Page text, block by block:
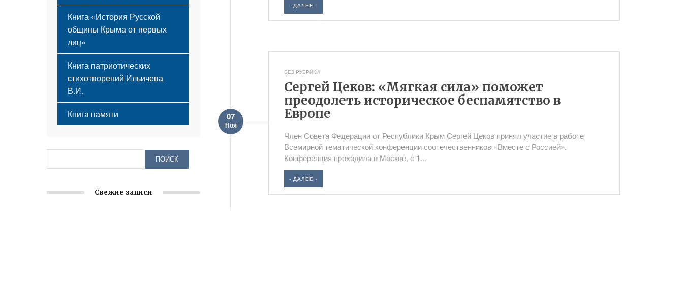
- ДАЛЕЕ -
БЕЗ РУБРИКИ
Сергей Цеков: «Мягкая сила» поможет
преодолеть историческое беспамятство в
Европе
07
Ноя
Член Совета Федерации от Республики Крым Сергей Цеков принял участие в работе
Всемирной тематической конференции соотечественников «Вместе с Россией».
Конференция проходила в Москве, с 1...
- ДАЛЕЕ -
Книга «История Русской
общины Крыма от первых
лиц»
Книга патриотических
стихотворений Ильичева
В.И.
Книга памяти
Свежие записи